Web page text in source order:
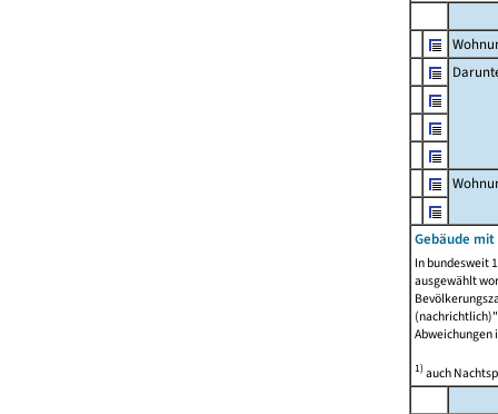
Gebäude
In bundesweit
ausgewählt
Abweichungen
1)auch